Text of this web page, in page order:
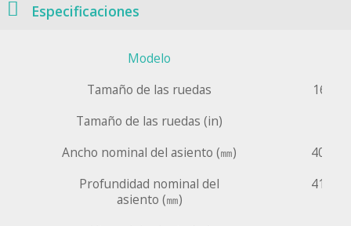
Especificaciones
Modelo
Tamaño de las ruedas
Tamaño de las ruedas (in)
Ancho nominal del asiento (㎜)
400
Profundidad nominal del
asiento (㎜)
415